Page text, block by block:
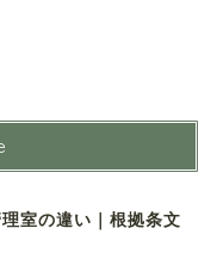
室の違い｜根拠条文